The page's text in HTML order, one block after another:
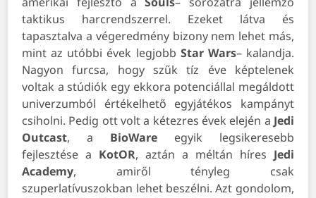
taktikus harcrendszerrel. Ezeket látva és
tapasztalva a végeredmény bizony nem lehet más,
mint az utóbbi évek legjobb Star Wars– kalandja.
Nagyon furcsa, hogy szűk tíz éve képtelenek
voltak a stúdiók egy ekkora potenciállal megáldott
univerzumból értékelhető egyjátékos kampányt
csiholni. Pedig ott volt a kétezres évek elején a Jedi
Outcast, a BioWare egyik legsikeresebb
fejlesztése a KotOR, aztán a méltán híres Jedi
Academy, amiről tényleg csak
szuperlatívuszokban lehet beszélni. Azt gondolom,